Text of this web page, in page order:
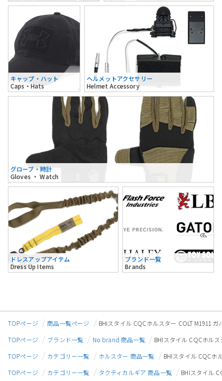
キャップ・ハット
Caps・Hats
ヘルメットアクセサリー
Helmet Accessory
グローブ・時計
Gloves ・ Watch
ドレスアップアイテム
Dress Up Items
ブランド一覧
Brands
TOPページ 商品一覧ページ
BHIスタイル CQCホルスター COLT M1911
TOPページ
ブランド一覧 No brand 商品一覧
BHIスタイル CQCホル
TOPページ
カテゴリー一覧 ホルスター 商品一覧
BHIスタイル CQCホ
TOPページ
カテゴリー一覧 タクティカルギア 商品一覧 BHIスタイル